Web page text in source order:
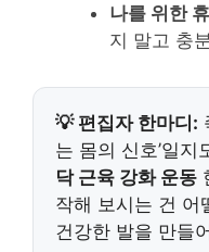
나를 위한
지 말고 충
💡 편집자 한마디:
는 몸의 신호’일지
닥 근육 강화 운동
작해 보시는 건 어
건강한 발을 만들